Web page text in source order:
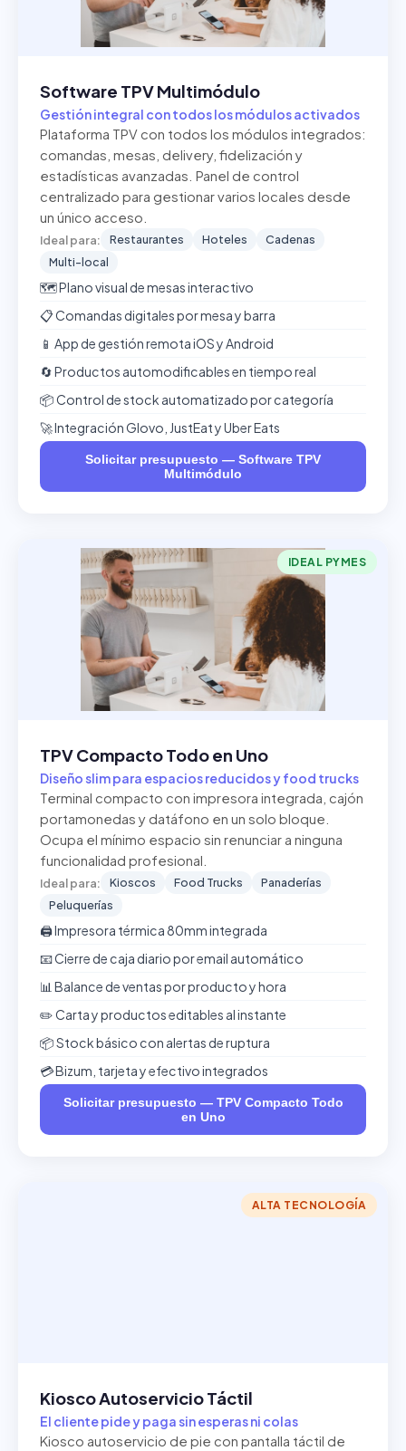
Software TPV Multimódulo
Gestión integral con todos los módulos activados
Plataforma TPV con todos los módulos integrados:
comandas, mesas, delivery, fidelización y
estadísticas avanzadas. Panel de control
centralizado para gestionar varios locales desde
un único acceso.
Ideal para: Restaurantes Hoteles
Cadenas
Multi-local
🗺️ Plano visual de mesas interactivo
📋 Comandas digitales por mesa y barra
📱 App de gestión remota iOS y Android
🔄 Productos automodificables en tiempo real
📦 Control de stock automatizado por categoría
🚀 Integración Glovo, JustEat y Uber Eats
Solicitar presupuesto — Software TPV
Multimódulo
IDEAL PYMES
TPV Compacto Todo en Uno
Diseño slim para espacios reducidos y food trucks
Terminal compacto con impresora integrada, cajón
portamonedas y datáfono en un solo bloque.
Ocupa el mínimo espacio sin renunciar a ninguna
funcionalidad profesional.
Ideal para: Kioscos Food Trucks
Panaderías
Peluquerías
🖨️ Impresora térmica 80mm integrada
📧 Cierre de caja diario por email automático
📊 Balance de ventas por producto y hora
✏️ Carta y productos editables al instante
📦 Stock básico con alertas de ruptura
💳 Bizum, tarjeta y efectivo integrados
Solicitar presupuesto — TPV Compacto Todo
en Uno
ALTA TECNOLOGÍA
Kiosco Autoservicio Táctil
El cliente pide y paga sin esperas ni colas
Kiosco autoservicio de pie con pantalla táctil de